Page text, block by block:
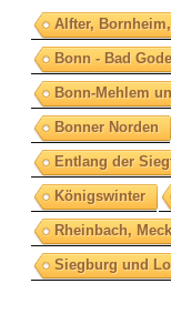
Alfter,
Bonn - Bad
Bonn-Mehlem
Bonner Norden
Entlang der
Königswinter
Rheinbach,
Siegburg und